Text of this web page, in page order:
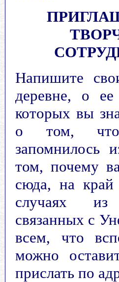
Напишите
деревне, о
которых вы
о том,
запомнилось
том, почему
сюда, на край
случаях
связанных с
всем, что
можно
прислать по